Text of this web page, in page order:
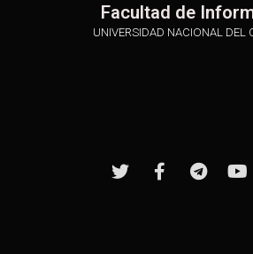
Facultad de
UNIVERSIDAD NACIONAL DEL